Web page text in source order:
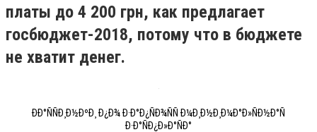
платы до 4 200 грн, как предлагает
госбюджет-2018, потому что в бюджете
не хватит денег.
ÐÐ°ÑÑÐ¸Ð½ÐºÐ¸ Ð¿Ð¾ Ð·Ð°Ð¿ÑÐ¾ÑÑ Ð¼Ð¸Ð½Ð¸Ð¼Ð°Ð»ÑÐ½Ð°Ñ
Ð·Ð°ÑÐ¿Ð»Ð°ÑÐ°